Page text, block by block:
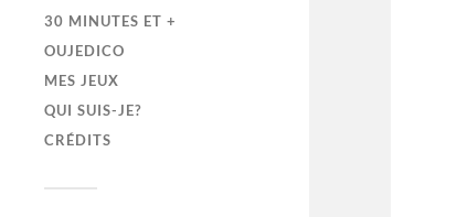
30 MINUTES ET +
OUJEDICO
MES JEUX
QUI SUIS-JE?
CRÉDITS